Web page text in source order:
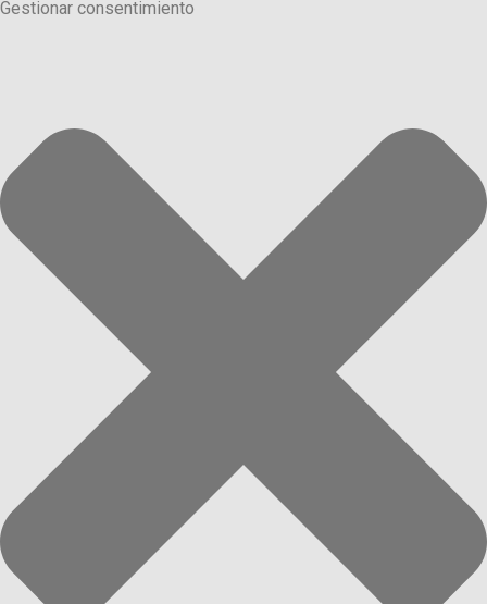
Gestionar consentimiento